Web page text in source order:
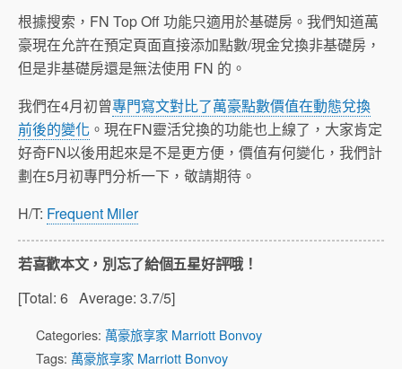
根據搜索，FN Top Off 功能只適用於基礎房。我們知道萬
豪現在允許在預定頁面直接添加點數/現金兌換非基礎房，
但是非基礎房還是無法使用 FN 的。
我們在4月初曾專門寫文對比了萬豪點數價值在動態兌換
前後的變化 。現在FN靈活兌換的功能也上線了，大家肯定
好奇FN以後用起來是不是更方便，價值有何變化，我們計
劃在5月初專門分析一下，敬請期待。
H/T: Frequent Miler
若喜歡本文，別忘了給個五星好評哦！
[Total: 6 Average: 3.7/5]
Categories: 萬豪旅享家 Marriott Bonvoy
Tags: 萬豪旅享家 Marriott Bonvoy